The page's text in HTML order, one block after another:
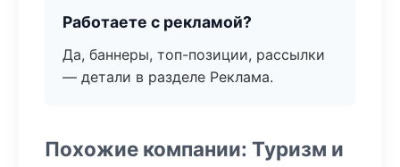
Работаете с рекламой?
Да, баннеры, топ-позиции, рассылки
— детали в разделе Реклама.
Похожие компании: Туризм и